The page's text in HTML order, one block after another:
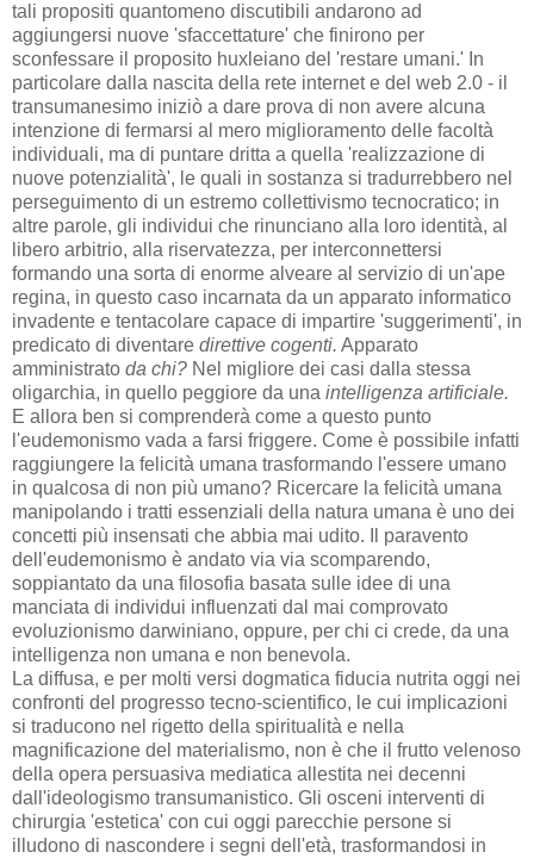
tali propositi quantomeno discutibili andarono ad
aggiungersi nuove 'sfaccettature' che finirono per
sconfessare il proposito huxleiano del 'restare umani.' In
particolare dalla nascita della rete internet e del web 2.0 - il
transumanesimo iniziò a dare prova di non avere alcuna
intenzione di fermarsi al mero miglioramento delle facoltà
individuali, ma di puntare dritta a quella 'realizzazione di
nuove potenzialità', le quali in sostanza si tradurrebbero nel
perseguimento di un estremo collettivismo tecnocratico; in
altre parole, gli individui che rinunciano alla loro identità, al
libero arbitrio, alla riservatezza, per interconnettersi
formando una sorta di enorme alveare al servizio di un'ape
regina, in questo caso incarnata da un apparato informatico
invadente e tentacolare capace di impartire 'suggerimenti', in
predicato di diventare direttive cogenti. Apparato
amministrato da chi? Nel migliore dei casi dalla stessa
oligarchia, in quello peggiore da una intelligenza artificiale.
E allora ben si comprenderà come a questo punto
l'eudemonismo vada a farsi friggere. Come è possibile infatti
raggiungere la felicità umana trasformando l'essere umano
in qualcosa di non più umano? Ricercare la felicità umana
manipolando i tratti essenziali della natura umana è uno dei
concetti più insensati che abbia mai udito. Il paravento
dell'eudemonismo è andato via via scomparendo,
soppiantato da una filosofia basata sulle idee di una
manciata di individui influenzati dal mai comprovato
evoluzionismo darwiniano, oppure, per chi ci crede, da una
intelligenza non umana e non benevola.
La diffusa, e per molti versi dogmatica fiducia nutrita oggi nei
confronti del progresso tecno-scientifico, le cui implicazioni
si traducono nel rigetto della spiritualità e nella
magnificazione del materialismo, non è che il frutto velenoso
della opera persuasiva mediatica allestita nei decenni
dall'ideologismo transumanistico. Gli osceni interventi di
chirurgia 'estetica' con cui oggi parecchie persone si
illudono di nascondere i segni dell'età, trasformandosi in